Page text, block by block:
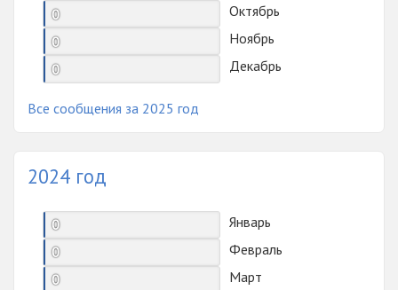
0
Октябрь
0
Ноябрь
0
Декабрь
Все сообщения за 2025 год
2024 год
0
Январь
0
Февраль
0
Март